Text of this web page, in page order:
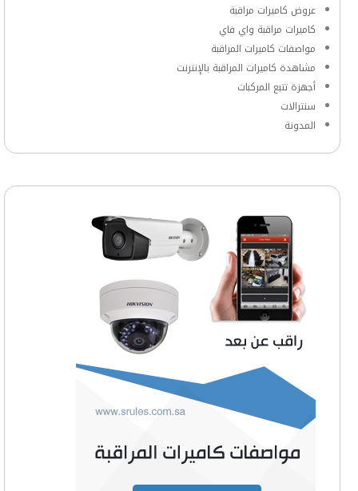
عروض كاميرات مراقبة
كاميرات مراقبة واي فاي
مواصفات كاميرات المراقبة
مشاهدة كاميرات المراقبة بالإنترنت
أجهزة تتبع المركبات
سنترالات
المدونة